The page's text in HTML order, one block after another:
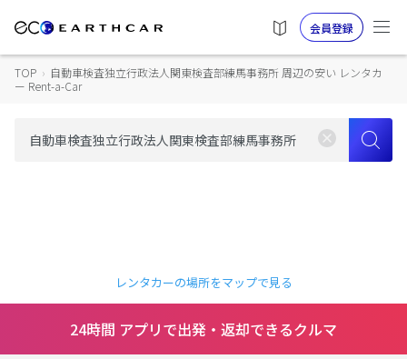
会員登録
TOP › 自動車検査独立行政法人関東検査部練馬事務所 周辺の安い レンタカ
ー Rent-a-Car
レンタカーの場所をマップで見る
24時間 アプリで出発・返却できるクルマ